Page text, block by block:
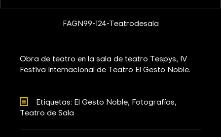
FAGN99-124-Teatrodesala
Obra de teatro en la sala de teatro Tespys, IV
Festiva Internacional de Teatro El Gesto Noble.
Etiquetas: El Gesto Noble Fotografías
Teatro de Sala